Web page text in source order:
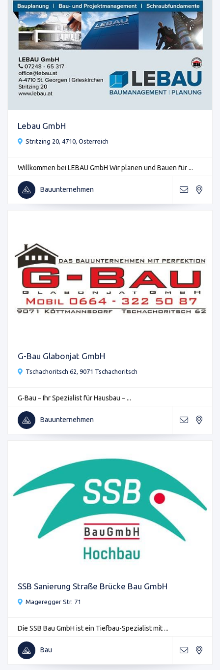
Lebau GmbH
Stritzing 20, 4710, Österreich
Willkommen bei LEBAU GmbH Wir planen und Bauen für ...
Bauunternehmen
G-Bau Glabonjat GmbH
Tschachoritsch 62, 9071 Tschachoritsch
G-Bau – Ihr Spezialist für Hausbau – ...
Bauunternehmen
SSB Sanierung Straße Brücke Bau GmbH
Mageregger Str. 71
Die SSB Bau GmbH ist ein Tiefbau-Spezialist mit ...
Bau